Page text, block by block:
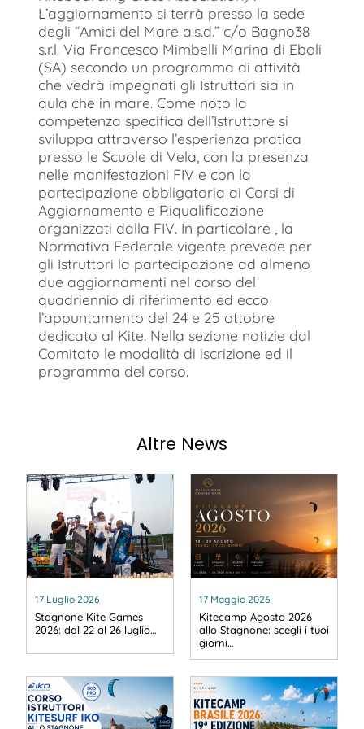
L’aggiornamento si terrà presso la sede
degli “Amici del Mare a.s.d.” c/o Bagno38
s.r.l. Via Francesco Mimbelli Marina di Eboli
(SA) secondo un programma di attività
che vedrà impegnati gli Istruttori sia in
aula che in mare. Come noto la
competenza specifica dell’Istruttore si
sviluppa attraverso l’esperienza pratica
presso le Scuole di Vela, con la presenza
nelle manifestazioni FIV e con la
partecipazione obbligatoria ai Corsi di
Aggiornamento e Riqualificazione
organizzati dalla FIV. In particolare , la
Normativa Federale vigente prevede per
gli Istruttori la partecipazione ad almeno
due aggiornamenti nel corso del
quadriennio di riferimento ed ecco
l’appuntamento del 24 e 25 ottobre
dedicato al Kite. Nella sezione notizie dal
Comitato le modalità di iscrizione ed il
programma del corso.
Altre News
17 Luglio 2026
Stagnone Kite Games
2026: dal 22 al 26 luglio…
17 Maggio 2026
Kitecamp Agosto 2026
allo Stagnone: scegli i tuoi
giorni…